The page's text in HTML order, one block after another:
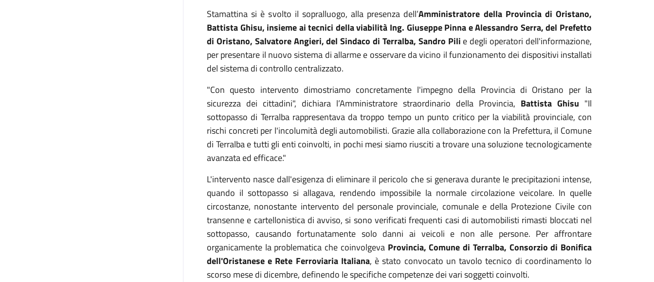
Stamattina si è svolto il sopralluogo, alla presenza dell’Amministratore della Provincia di Oristano,
Battista Ghisu, insieme ai tecnici della viabilità Ing. Giuseppe Pinna e Alessandro Serra, del Prefetto
di Oristano, Salvatore Angieri, del Sindaco di Terralba, Sandro Pili e degli operatori dell'informazione,
per presentare il nuovo sistema di allarme e osservare da vicino il funzionamento dei dispositivi installati
del sistema di controllo centralizzato.
"Con questo intervento dimostriamo concretamente l'impegno della Provincia di Oristano per la
sicurezza dei cittadini", dichiara l’Amministratore straordinario della Provincia, Battista Ghisu "Il
sottopasso di Terralba rappresentava da troppo tempo un punto critico per la viabilità provinciale, con
rischi concreti per l'incolumità degli automobilisti. Grazie alla collaborazione con la Prefettura, il Comune
di Terralba e tutti gli enti coinvolti, in pochi mesi siamo riusciti a trovare una soluzione tecnologicamente
avanzata ed efficace."
L'intervento nasce dall'esigenza di eliminare il pericolo che si generava durante le precipitazioni intense,
quando il sottopasso si allagava, rendendo impossibile la normale circolazione veicolare. In quelle
circostanze, nonostante intervento del personale provinciale, comunale e della Protezione Civile con
transenne e cartellonistica di avviso, si sono verificati frequenti casi di automobilisti rimasti bloccati nel
sottopasso, causando fortunatamente solo danni ai veicoli e non alle persone. Per affrontare
organicamente la problematica che coinvolgeva Provincia, Comune di Terralba, Consorzio di Bonifica
dell'Oristanese e Rete Ferroviaria Italiana, è stato convocato un tavolo tecnico di coordinamento lo
scorso mese di dicembre, definendo le specifiche competenze dei vari soggetti coinvolti.